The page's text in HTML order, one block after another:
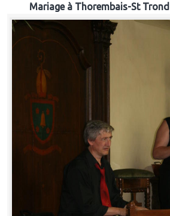
Mariage à Thorembais-St